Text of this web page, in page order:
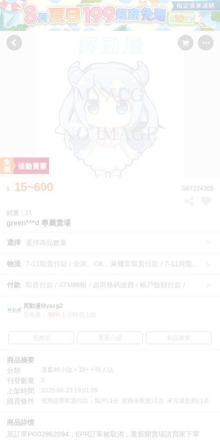
15~600 G07224305
銷量 : 11
green***d 專屬賣場
選擇 選擇商品數量
物流
付款 取貨付款 / ATM轉帳 / 超商條碼繳費 / 帳戶餘額付款 /
買動漫Myacg2
信用度：
99% 1 小時前上線
逛賣場 賣家介紹 私訊賣家
商品摘要
分類
漫畫/輕小說 > 18+ > 同人誌
刊登數量 2
上架時間 2026-06-23 19:01:09
購買條件 使用超商取貨付款：負評≦1分 超商未取貨≦1次 未完成交易≦1次
商品詳情
原訂單PG02862094，EPR訂單被取消，重新開賣場請買家下單